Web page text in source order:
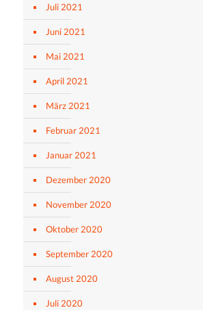
Juli 2021
Juni 2021
Mai 2021
April 2021
März 2021
Februar 2021
Januar 2021
Dezember 2020
November 2020
Oktober 2020
September 2020
August 2020
Juli 2020